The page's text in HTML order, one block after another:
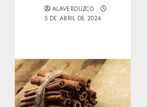
ALAVERDUZCO
5 DE ABRIL DE 2024